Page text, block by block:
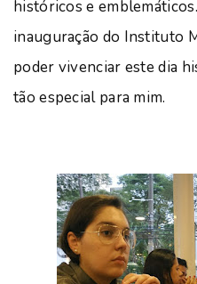
históricos e
inauguração do Instituto
poder vivenciar este dia
tão especial para mim.